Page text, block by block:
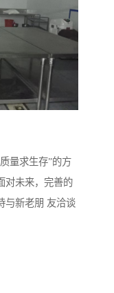
量求生存”的方
对未来，完善的
与新老朋 友洽谈